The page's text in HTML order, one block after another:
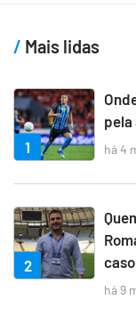
Mais lidas
1
pela
há 4
2
há 9